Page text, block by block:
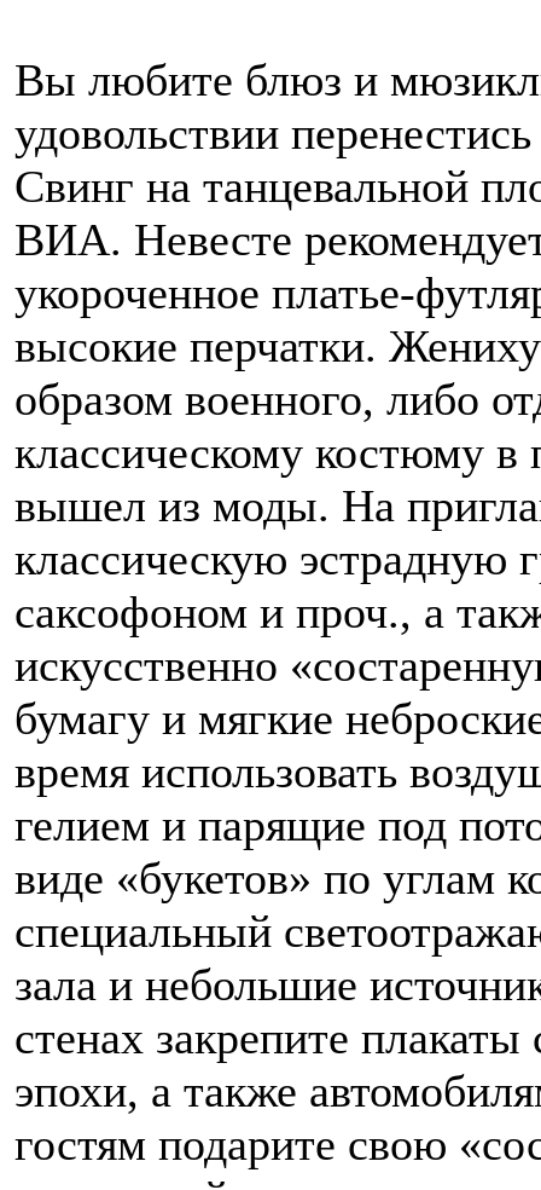
Вы любите блюз и
удовольствии
Свинг на танцевальной
ВИА. Невесте
укороченное платье-
высокие перчатки.
образом военного, либо
классическому костюму в
вышел из моды. На
классическую эстрадную
саксофоном и проч., а
искусственно
бумагу и мягкие
время использовать
гелием и парящие под
виде «букетов» по углам
специальный
зала и небольшие
стенах закрепите
эпохи, а также
гостям подарите свою